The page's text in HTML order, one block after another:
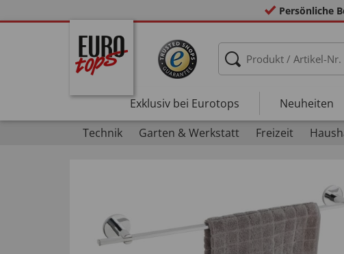
Persönliche
Exklusiv bei Eurotops Neuheiten
Technik
Garten & Werkstatt Freizeit